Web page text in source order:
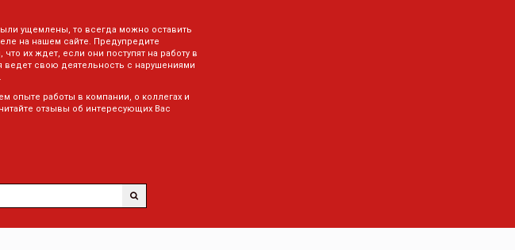
ущемлены, то всегда можно оставить
на нашем сайте. Предупредите
что их ждет, если они поступят на работу в
ведет свою деятельность с нарушениями
опыте работы в компании, о коллегах и
отзывы об интересующих Вас